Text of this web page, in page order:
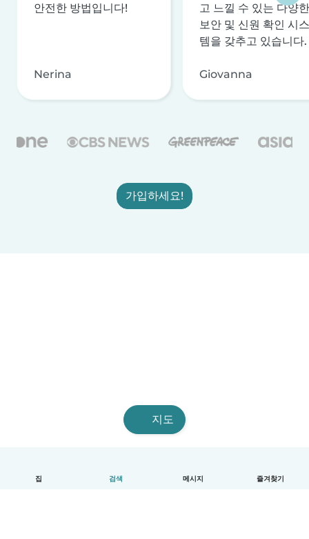
집 검색 메시지 즐겨찾기
안전한 방법입니다!
Nerina
고 느낄 수 있는 다양한
보안 및 신원 확인 시스
템을 갖추고 있습니다.
Giovanna
가입하세요!
지도